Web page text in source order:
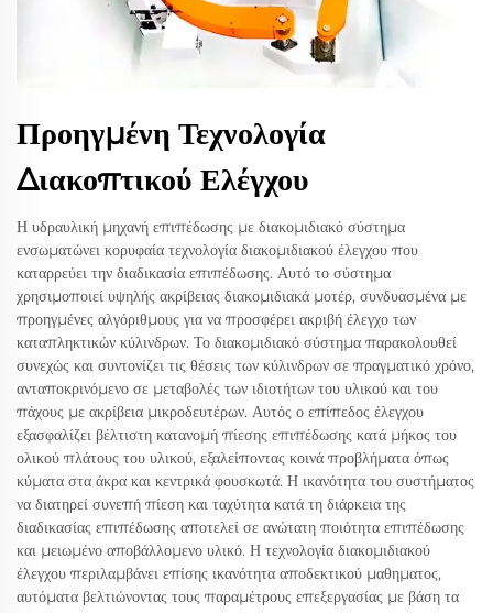
Προηγμένη Τεχνολογία
Διακοπτικού Ελέγχου
Η υδραυλική μηχανή επιπέδωσης με διακομιδιακό σύστημα
ενσωματώνει κορυφαία τεχνολογία διακομιδιακού έλεγχου που
καταρρεύει την διαδικασία επιπέδωσης. Αυτό το σύστημα
χρησιμοποιεί υψηλής ακρίβειας διακομιδιακά μοτέρ, συνδυασμένα με
προηγμένες αλγόριθμους για να προσφέρει ακριβή έλεγχο των
καταπληκτικών κύλινδρων. Το διακομιδιακό σύστημα παρακολουθεί
συνεχώς και συντονίζει τις θέσεις των κύλινδρων σε πραγματικό χρόνο,
ανταποκρινόμενο σε μεταβολές των ιδιοτήτων του υλικού και του
πάχους με ακρίβεια μικροδευτέρων. Αυτός ο επίπεδος έλεγχου
εξασφαλίζει βέλτιστη κατανομή πίεσης επιπέδωσης κατά μήκος του
ολικού πλάτους του υλικού, εξαλείποντας κοινά προβλήματα όπως
κύματα στα άκρα και κεντρικά φουσκωτά. Η ικανότητα του συστήματος
να διατηρεί συνεπή πίεση και ταχύτητα κατά τη διάρκεια της
διαδικασίας επιπέδωσης αποτελεί σε ανώτατη ποιότητα επιπέδωσης
και μειωμένο αποβάλλομενο υλικό. Η τεχνολογία διακομιδιακού
έλεγχου περιλαμβάνει επίσης ικανότητα αποδεκτικού μαθηματος,
αυτόματα βελτιώνοντας τους παραμέτρους επεξεργασίας με βάση τα